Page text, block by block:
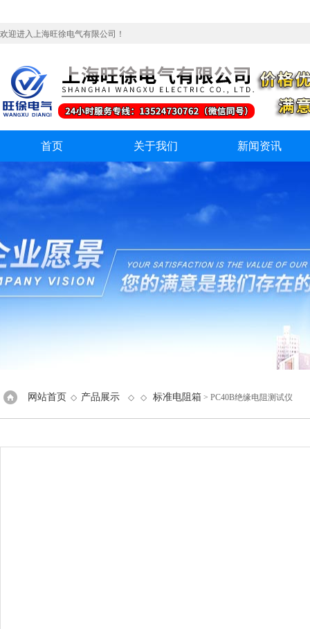
欢迎进入上海旺徐电气有限公司！
首页 关于我们 新闻资讯
网站首页 ◇ 产品展示 ◇ ◇ 标准电阻箱 > PC40B绝缘电阻测试仪